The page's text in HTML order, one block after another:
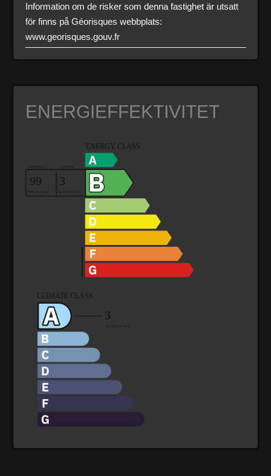
Information om de risker som denna fastighet är utsatt
för finns på Géorisques webbplats:
www.georisques.gouv.fr
ENERGIEFFEKTIVITET